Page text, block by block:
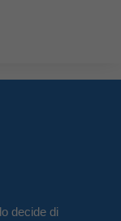
decide di